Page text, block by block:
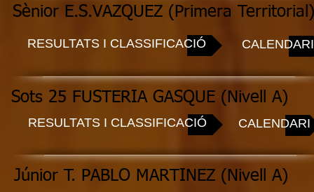
Sots 25 FUSTERIA GASQUE (Nivell A)
RESULTATS I CLASSIFICACIÓ CALENDARI
Sènior E.S.VAZQUEZ (Primera Territorial)
RESULTATS I CLASSIFICACIÓ CALENDARI
Júnior T. PABLO MARTINEZ (Nivell A)